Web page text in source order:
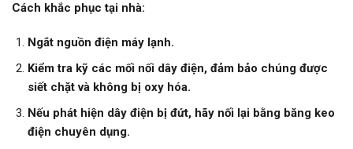
Cách khắc phục tại nhà:
Ngắt nguồn điện máy lạnh.
Kiểm tra kỹ các mối nối dây điện, đảm bảo chúng được
siết chặt và không bị oxy hóa.
Nếu phát hiện dây điện bị đứt, hãy nối lại bằng băng keo
điện chuyên dụng.